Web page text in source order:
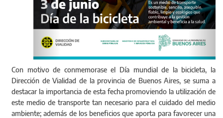
Con motivo de conmemorase el Día mundial de la bicicleta, la
Dirección de Vialidad de la provincia de Buenos Aires, se suma a
destacar la importancia de esta fecha promoviendo la utilización de
este medio de transporte tan necesario para el cuidado del medio
ambiente; además de los beneficios que aporta para favorecer una